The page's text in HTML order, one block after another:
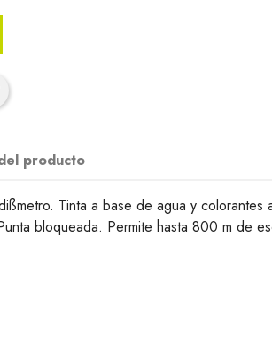
producto
Tinta a base de agua y colorantes
bloqueada. Permite hasta 800 m de